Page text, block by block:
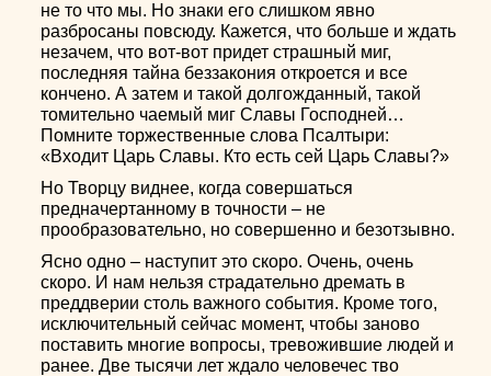
не то что мы. Но знаки его слишком явно
разбросаны повсюду. Кажется, что больше и ждать
незачем, что вот-вот придет страшный миг,
последняя тайна беззакония откроется и все
кончено. А затем и такой долгожданный, такой
томительно чаемый миг Славы Господней…
Помните торжественные слова Псалтыри:
«Входит Царь Славы. Кто есть сей Царь Славы?»
Но Творцу виднее, когда совершаться
предначертанному в точности – не
прообразовательно, но совершенно и безотзывно.
Ясно одно – наступит это скоро. Очень, очень
скоро. И нам нельзя страдательно дремать в
преддверии столь важного события. Кроме того,
исключительный сейчас момент, чтобы заново
поставить многие вопросы, тревожившие людей и
ранее. Две тысячи лет ждало человечес тво